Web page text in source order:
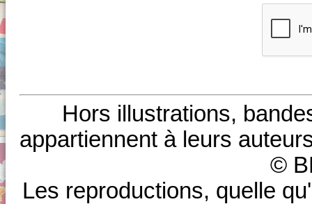
Hors illustrations,
appartiennent à leurs
©
Les reproductions, quelle